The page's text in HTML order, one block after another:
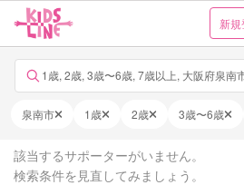
新
1歳, 2歳, 3歳〜6歳, 7歳以上, 大阪府泉南
泉南市 1歳 2歳 3歳〜6歳
該当するサポーターがいません。
検索条件を見直してみましょう。